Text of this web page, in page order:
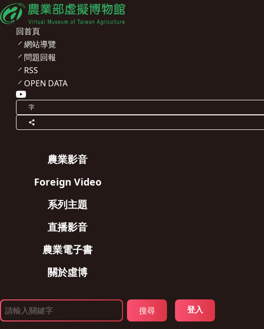
回首頁
網站導覽
問題回報
RSS
OPEN DATA
字
農業影音
Foreign Video
系列主題
直播影音
農業電子書
關於虛博
登入